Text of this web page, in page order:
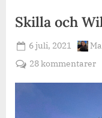
Skilla och
Posted
on
6 juli, 2021 By
28 kommentarertill